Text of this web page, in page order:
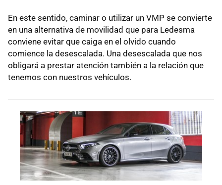
En este sentido, caminar o utilizar un VMP se convierte
en una alternativa de movilidad que para Ledesma
conviene evitar que caiga en el olvido cuando
comience la desescalada. Una desescalada que nos
obligará a prestar atención también a la relación que
tenemos con nuestros vehículos.